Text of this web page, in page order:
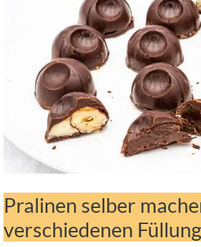
Pralinen selber
verschiedenen